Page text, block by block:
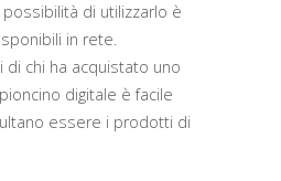
di utilizzarlo è
in rete.
di chi ha acquistato uno
digitale è facile
essere i prodotti di